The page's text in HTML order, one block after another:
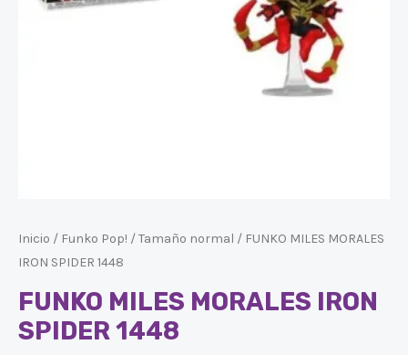
Inicio / Funko Pop! /Tamaño normal / FUNKO MILES MORALES
IRON SPIDER 1448
FUNKO MILES MORALES IRON
SPIDER 1448